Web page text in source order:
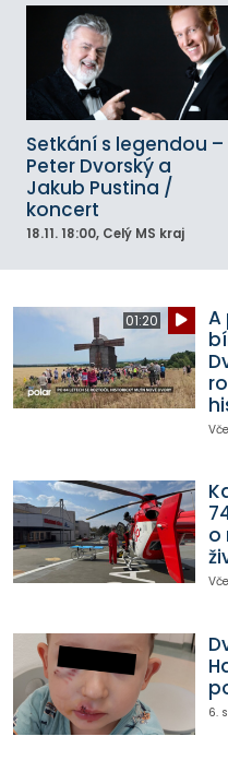
Setkání s legendou –
Peter Dvorský a
Jakub Pustina /
koncert
18.11. 18:00, Celý MS kraj
01:20
A
o
6.